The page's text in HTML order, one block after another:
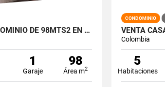
VENTA CASA CONDOMINIO DE 98MTS2 EN ALFAGUARA, JAMUNDÍ. 14919-1
1
Garaje
98
Área m2
CONDOMINIO
Colombia
5
Habitaciones